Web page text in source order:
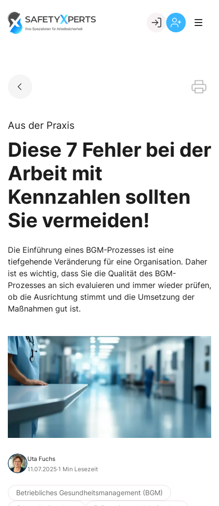
content
Go to landing page.
Aus der Praxis
Diese 7 Fehler bei der
Arbeit mit
Kennzahlen sollten
Sie vermeiden!
Die Einführung eines BGM-Prozesses ist eine
tiefgehende Veränderung für eine Organisation. Daher
ist es wichtig, dass Sie die Qualität des BGM-
Prozesses an sich evaluieren und immer wieder prüfen,
ob die Ausrichtung stimmt und die Umsetzung der
Maßnahmen gut ist.
Uta Fuchs
11.07.2025·1 Min Lesezeit
Betriebliches Gesundheitsmanagement (BGM)